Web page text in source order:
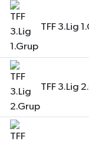
TFF 3.Lig
TFF 3.Lig